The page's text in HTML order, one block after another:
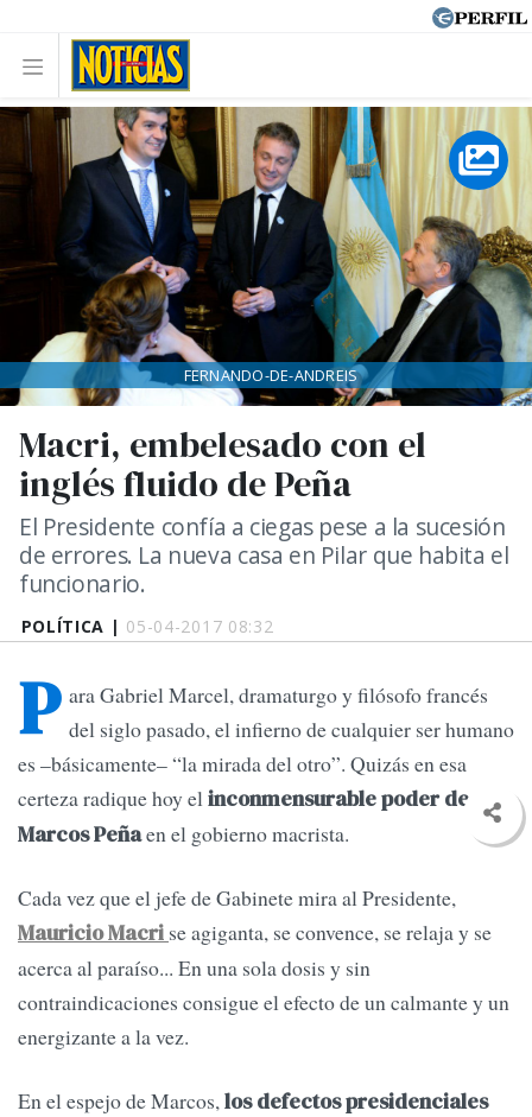
POLÍTICA | 05-04-2017 08:32
Macri, embelesado con el
inglés fluido de Peña
El Presidente confía a ciegas pese a la sucesión
de errores. La nueva casa en Pilar que habita el
funcionario.
FERNANDO-DE-ANDREIS
P ara Gabriel Marcel, dramaturgo y filósofo francés
del siglo pasado, el infierno de cualquier ser humano
es –básicamente– “la mirada del otro”. Quizás en esa
certeza radique hoy elinconmensurable poder de
Marcos Peñaen el gobierno macrista.
Cada vez que el jefe de Gabinete mira al Presidente,
Mauricio Macri se agiganta, se convence, se relaja y se
acerca al paraíso... En una sola dosis y sin
contraindicaciones consigue el efecto de un calmante y un
energizante a la vez.
En el espejo de Marcos,los defectos presidenciales